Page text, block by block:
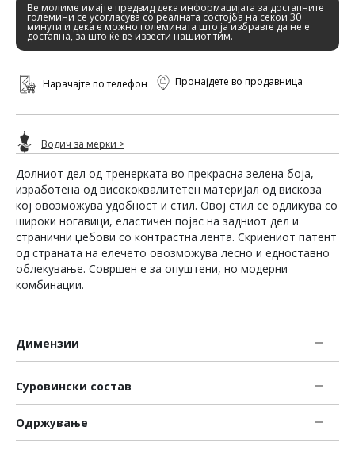
Долниот дел од тренерката во прекрасна зелена боја,
изработена од висококвалитетен материјал од вискоза
кој овозможува удобност и стил. Овој стил се одликува со
широки ногавици, еластичен појас на задниот дел и
странични џебови со контрастна лента. Скриениот патент
од страната на елечето овозможува лесно и едноставно
облекување. Совршен е за опуштени, но модерни
комбинации.
Димензии
Суровински состав
Одржување
Ве молиме имајте предвид дека информацијата за достапните
големини се усогласува со реалната состојба на секои 30
минути и дека е можно големината што ја избравте да не е
достапна, за што ќе ве извести нашиот тим.
Нарачајте по телефон Пронајдете во продавница
Водич за мерки >